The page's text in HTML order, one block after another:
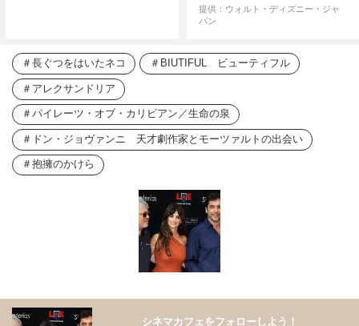
提供：ウォルト・ディズニー・ジャ
パン
長ぐつをはいたネコ BIUTIFUL ビューティフル
アレクサンドリア
パイレーツ・オブ・カリビアン／生命の泉
ドン・ジョヴァンニ 天才劇作家とモーツァルトの出会い
抱擁のかけら
シネマカフェをフォローしよう！